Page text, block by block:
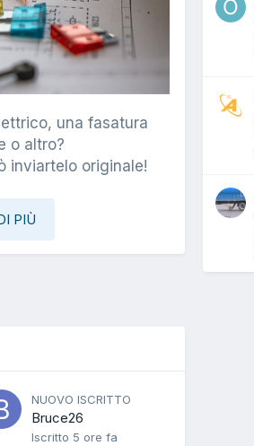
una fasatura
o altro?
inviartelo originale!
PIÙ
NUOVO ISCRITTO
Bruce26
Iscritto 5 ore fa